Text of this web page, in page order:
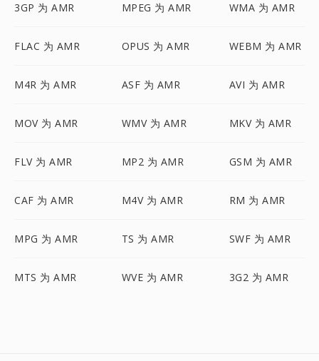
3GP 为 AMR MPEG 为 AMR WMA 为 AMR
FLAC 为 AMR OPUS 为 AMR WEBM 为 AMR
M4R 为 AMR ASF 为 AMR AVI 为 AMR
MOV 为 AMR WMV 为 AMR MKV 为 AMR
FLV 为 AMR MP2 为 AMR GSM 为 AMR
CAF 为 AMR M4V 为 AMR RM 为 AMR
MPG 为 AMR TS 为 AMR SWF 为 AMR
MTS 为 AMR WVE 为 AMR 3G2 为 AMR